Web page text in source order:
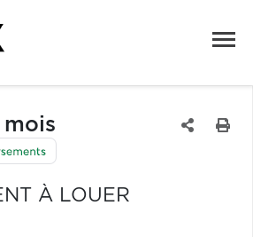
mois
À LOUER